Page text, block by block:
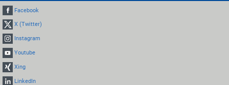
Facebook
X (Twitter)
Instagram
Youtube
Xing
LinkedIn